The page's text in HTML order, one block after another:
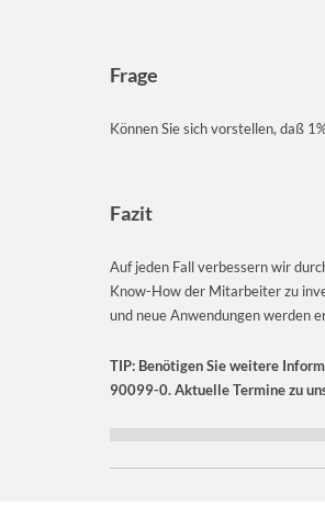
Frage
Können Sie sich vorstellen, daß
Fazit
Auf jeden Fall verbessern wir
Know-How der Mitarbeiter zu
und neue Anwendungen werden
TIP: Benötigen Sie weitere
90099-0. Aktuelle Termine zu